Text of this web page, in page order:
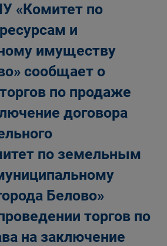
городского
подразделения Администрации
округа
земельным ресурсам и
имуществу Администрации
округа
«Комитет по
и
имуществу
сообщает о
по продаже
договора
по земельным
Белово»
торгов по
на заключение